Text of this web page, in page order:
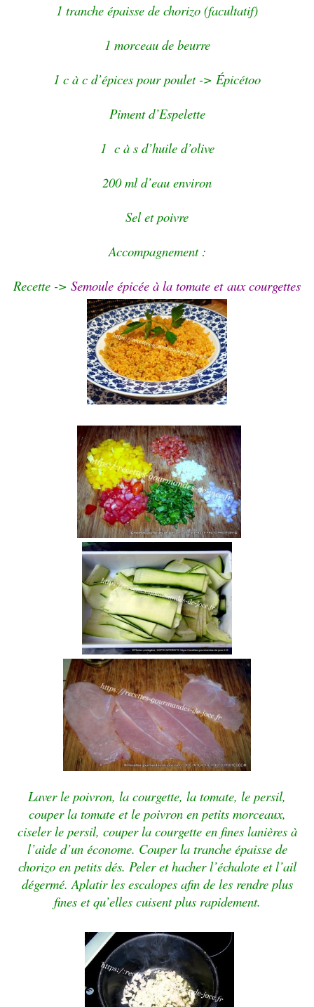
1 tranche épaisse de chorizo (facultatif)
1 morceau de beurre
1 c à c d’épices pour poulet -> Épicétoo
Piment d’Espelette
1 c à s d’huile d’olive
200 ml d’eau environ
Sel et poivre
Accompagnement :
Recette -> Semoule épicée à la tomate et aux courgettes
Laver le poivron, la courgette, la tomate, le persil,
couper la tomate et le poivron en petits morceaux,
ciseler le persil, couper la courgette en fines lanières à
l’aide d’un économe. Couper la tranche épaisse de
chorizo en petits dés. Peler et hacher l’échalote et l’ail
dégermé. Aplatir les escalopes afin de les rendre plus
fines et qu’elles cuisent plus rapidement.